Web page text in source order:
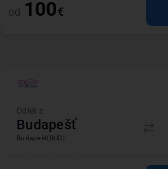
od 100€
Odlet z
Budapešť
Budapešť(BUD)